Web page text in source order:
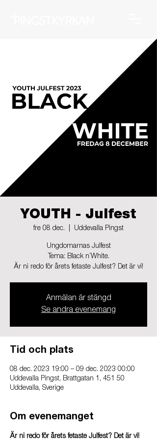
YOUTH - Julfest
fre 08 dec. Uddevalla Pingst
Ungdomarnas Julfest
Tema: Black n´White.
Är ni redo för årets fetaste Julfest? Det är vi!
Anmälan är stängd
Se andra evenemang
Tid och plats
08 dec. 2023 19:00 – 09 dec. 2023 00:00
Uddevalla Pingst, Brattgatan 1, 451 50
Uddevalla, Sverige
Om evenemanget
Är ni redo för årets fetaste Julfest? Det är vi!